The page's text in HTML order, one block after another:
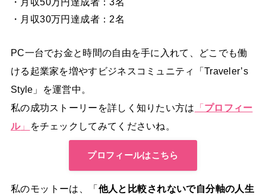
・月収30万円達成者：2名
PC一台でお金と時間の自由を手に入れて、どこでも働
ける起業家を増やすビジネスコミュニティ「Traveler’s
Style」を運営中。
私の成功ストーリーを詳しく知りたい方は 「プロフィー
ル」 をチェックしてみてくださいね。
プロフィールはこちら
私のモットーは、「他人と比較されないで自分軸の人生